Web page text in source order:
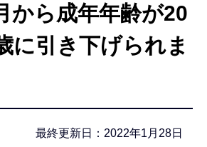
から成年年齢が20
に引き下げられま
最終更新日：2022年1月28日